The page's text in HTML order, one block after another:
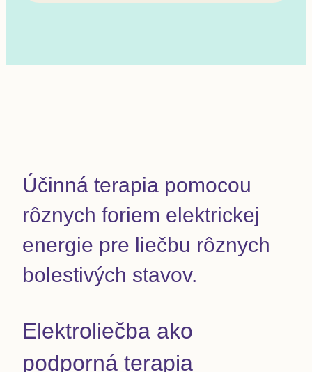
Účinná terapia pomocou
rôznych foriem elektrickej
energie pre liečbu rôznych
bolestivých stavov.
Elektroliečba ako
podporná terapia